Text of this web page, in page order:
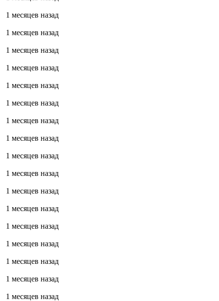
1 месяцев назад
1 месяцев назад
1 месяцев назад
1 месяцев назад
1 месяцев назад
1 месяцев назад
1 месяцев назад
1 месяцев назад
1 месяцев назад
1 месяцев назад
1 месяцев назад
1 месяцев назад
1 месяцев назад
1 месяцев назад
1 месяцев назад
1 месяцев назад
1 месяцев назад